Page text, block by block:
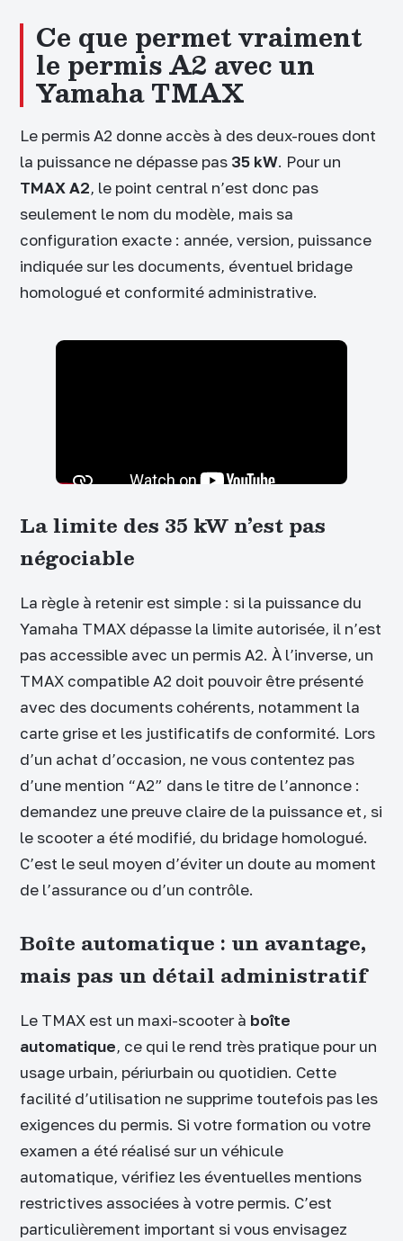
Ce que permet vraiment
le permis A2 avec un
Yamaha TMAX
Le permis A2 donne accès à des deux-roues dont
la puissance ne dépasse pas 35 kW. Pour un
TMAX A2, le point central n’est donc pas
seulement le nom du modèle, mais sa
configuration exacte : année, version, puissance
indiquée sur les documents, éventuel bridage
homologué et conformité administrative.
La limite des 35 kW n’est pas
négociable
La règle à retenir est simple : si la puissance du
Yamaha TMAX dépasse la limite autorisée, il n’est
pas accessible avec un permis A2. À l’inverse, un
TMAX compatible A2 doit pouvoir être présenté
avec des documents cohérents, notamment la
carte grise et les justificatifs de conformité. Lors
d’un achat d’occasion, ne vous contentez pas
d’une mention “A2” dans le titre de l’annonce :
demandez une preuve claire de la puissance et, si
le scooter a été modifié, du bridage homologué.
C’est le seul moyen d’éviter un doute au moment
de l’assurance ou d’un contrôle.
Boîte automatique : un avantage,
mais pas un détail administratif
Le TMAX est un maxi-scooter à boîte
automatique, ce qui le rend très pratique pour un
usage urbain, périurbain ou quotidien. Cette
facilité d’utilisation ne supprime toutefois pas les
exigences du permis. Si votre formation ou votre
examen a été réalisé sur un véhicule
automatique, vérifiez les éventuelles mentions
restrictives associées à votre permis. C’est
particulièrement important si vous envisagez